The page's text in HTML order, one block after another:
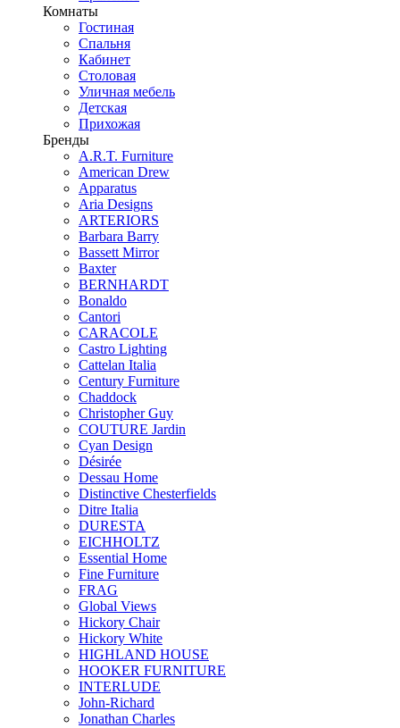
Комнаты
Гостиная
Спальня
Кабинет
Столовая
Уличная мебель
Детская
Прихожая
Бренды
A.R.T. Furniture
American Drew
Apparatus
Aria Designs
ARTERIORS
Barbara Barry
Bassett Mirror
Baxter
BERNHARDT
Bonaldo
Cantori
CARACOLE
Castro Lighting
Cattelan Italia
Century Furniture
Chaddock
Christopher Guy
COUTURE Jardin
Cyan Design
Désirée
Dessau Home
Distinctive Chesterfields
Ditre Italia
DURESTA
EICHHOLTZ
Essential Home
Fine Furniture
FRAG
Global Views
Hickory Chair
Hickory White
HIGHLAND HOUSE
HOOKER FURNITURE
INTERLUDE
John-Richard
Jonathan Charles